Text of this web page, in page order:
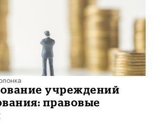
учреждений
правовые